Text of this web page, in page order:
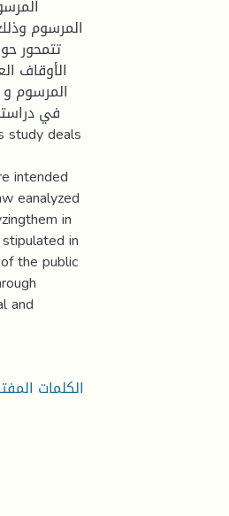
المرسوم
تتمحور
الأوقاف
المرسوم
في
intended
eanalyzed
in
in
the public
and
الكلمات